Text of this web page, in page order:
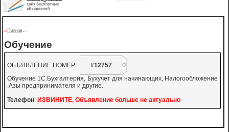
->Главная - -
Обучение
ОБЪЯВЛЕНИЕ НОМЕР:
#12757
Обучение 1С Бухгалтерия, Бухучет для начинающих, Налогообложение
,Азы предпринимателя и другие.
Телефон: ИЗВИНИТЕ, Объявление больше не актуально